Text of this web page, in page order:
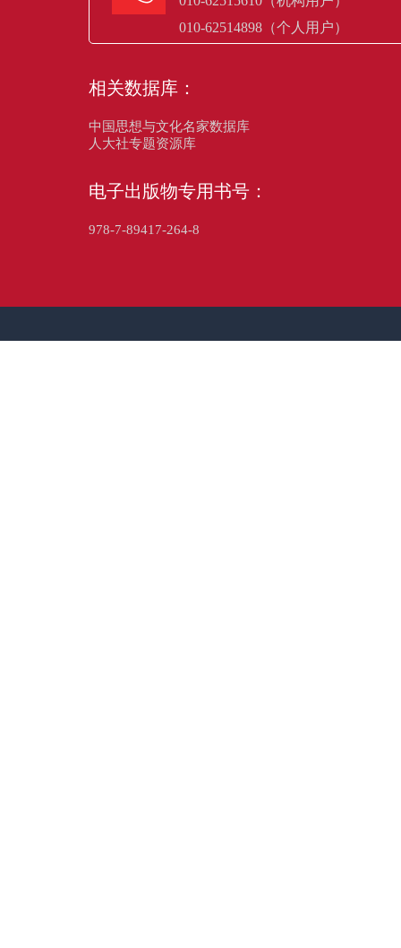
010-62514898（个人用户）
相关数据库：
中国思想与文化名家数据库
人大社专题资源库
电子出版物专用书号：
978-7-89417-264-8